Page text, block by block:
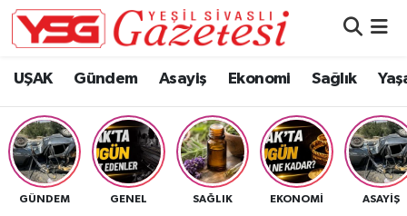
UŞAK Gündem Asayiş Ekonomi Sağlık
GÜNDEM GENEL SAĞLIK EKONOMI ASAYIŞ
Hava Durumu
Namaz Vakitleri
Trafik Durumu